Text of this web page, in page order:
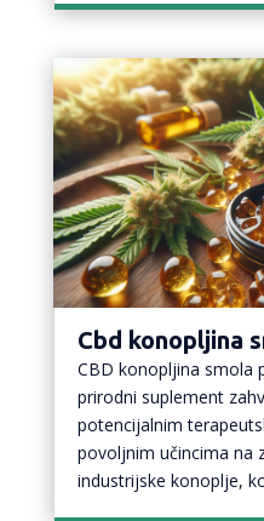
Cbd konopljina
CBD konopljina smola
prirodni suplement
potencijalnim
povoljnim učincima na
industrijske konoplje,